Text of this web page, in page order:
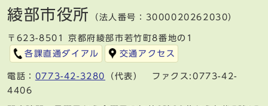
綾部市役所 （法人番号：3000020262030）
〒623-8501 京都府綾部市若竹町8番地の1
各課直通ダイアル
交通アクセス
電話： 0773-42-3280
（代表） ファクス:0773-42-
4406